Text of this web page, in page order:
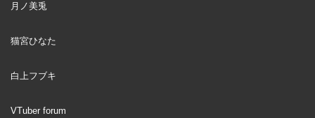
月ノ美兎
猫宮ひなた
白上フブキ
VTuber forum